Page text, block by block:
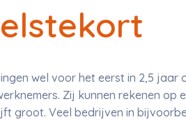
wel voor het eerst in 2,5
Zij kunnen rekenen op
groot. Veel bedrijven in